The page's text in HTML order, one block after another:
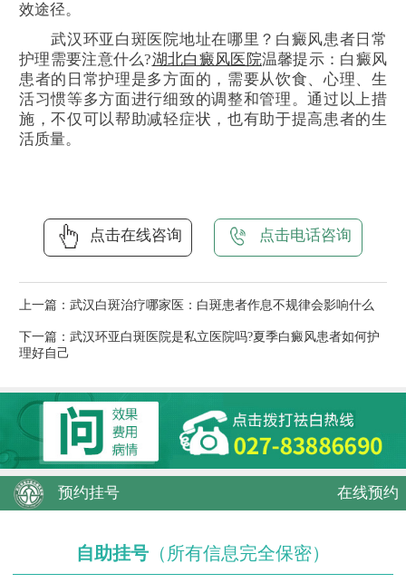
效途径。
武汉环亚白斑医院地址在哪里？白癜风患者日常
护理需要注意什么?湖北白癜风医院温馨提示：白癜风
患者的日常护理是多方面的，需要从饮食、心理、生
活习惯等多方面进行细致的调整和管理。通过以上措
施，不仅可以帮助减轻症状，也有助于提高患者的生
活质量。
点击在线咨询 点击电话咨询
上一篇： 武汉白斑治疗哪家医：白斑患者作息不规律会影响什么
下一篇： 武汉环亚白斑医院是私立医院吗?夏季白癜风患者如何护
理好自己
预约挂号 在线预约
自助挂号 （所有信息完全保密）